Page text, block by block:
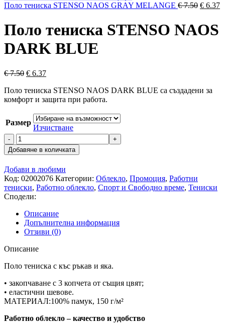
Поло тениска STENSO NAOS GRAY MELANGE €7.50 Original
was:
€ 7.50.
€ 6.37
Поло тениска STENSO NAOS
DARK BLUE
€7.50 Original
was:
€ 7.50.
€ 6.37Текущата
е:
€ 6.37.
Поло тениска STENSO NAOS DARK BLUE са създадени за
комфорт и защита при работа.
Размер
Изчистване
количество
за
Поло
тениска
STENSO
NAOS
DARK
BLUE
Добавяне в количката
Добави в любими
Код: 02002076 Категории: Облекло, Промоция, Работни
тениски, Работно облекло, Спорт и Свободно време, Тениски
Сподели:
Описание
Допълнителна информация
Отзиви (0)
Описание
Поло тениска с къс ръкав и яка.
• закопчаване с 3 копчета от същия цвят;
• еластични шевове.
МАТЕРИАЛ:100% памук, 150 г/м²
Работно облекло – качество и удобство